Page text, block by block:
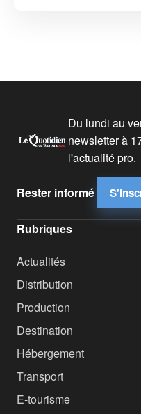
Du lundi au
newsletter à
l'actualité pro.
Rester informé
Rubriques
Actualités
Distribution
Production
Destination
Hébergement
Transport
E-tourisme